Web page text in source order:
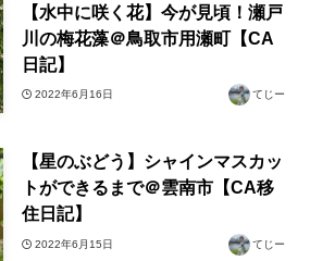
【水中に咲く花】今が見頃！瀬戸
川の梅花藻＠鳥取市用瀬町【CA
日記】
2022年6月16日 てじー
【星のぶどう】シャインマスカッ
トができるまで＠雲南市【CA移
住日記】
2022年6月15日 てじー